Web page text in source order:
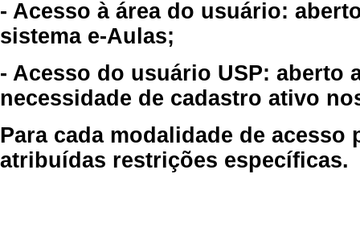
- Acesso à área do usuário:
sistema e-Aulas;
- Acesso do usuário USP: aberto
necessidade de cadastro ativo
Para cada modalidade de
atribuídas restrições específicas.